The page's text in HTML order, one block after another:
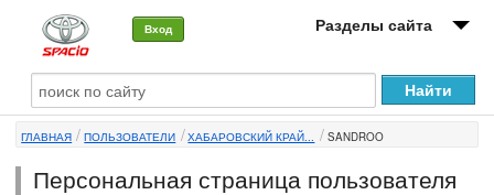
Вход Разделы сайта
О машине
Автоклуб
Форумы
ГЛАВНАЯ ПОЛЬЗОВАТЕЛИ ХАБАРОВСКИЙ КРАЙ... SANDROO
Персональная страница пользователя